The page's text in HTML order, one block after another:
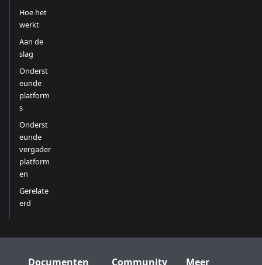
Hoe het
werkt
Aan de
slag
Onderst
eunde
platform
s
Onderst
eunde
vergader
platform
en
Gerelate
erd
Documenten Community Meer